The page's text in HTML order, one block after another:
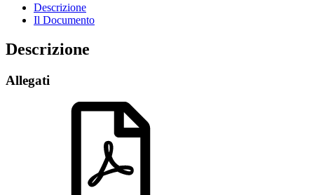
Descrizione
Il Documento
Descrizione
Allegati